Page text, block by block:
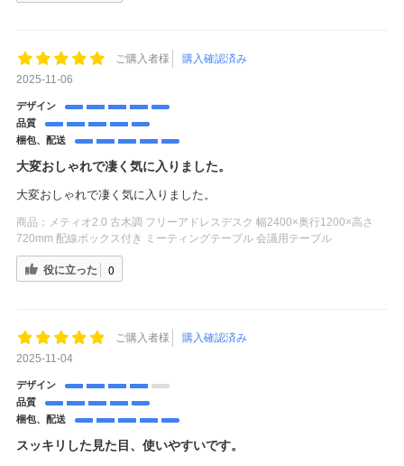
ご購入者様
購入確認済み
2025-11-06
デザイン
品質
梱包、配送
大変おしゃれで凄く気に入りました。
大変おしゃれで凄く気に入りました。
商品： メティオ2.0 古木調 フリーアドレスデスク 幅2400×奥行1200×高さ
720mm 配線ボックス付き ミーティングテーブル 会議用テーブル
役に立った 0
ご購入者様
購入確認済み
2025-11-04
デザイン
品質
梱包、配送
スッキリした見た目、使いやすいです。